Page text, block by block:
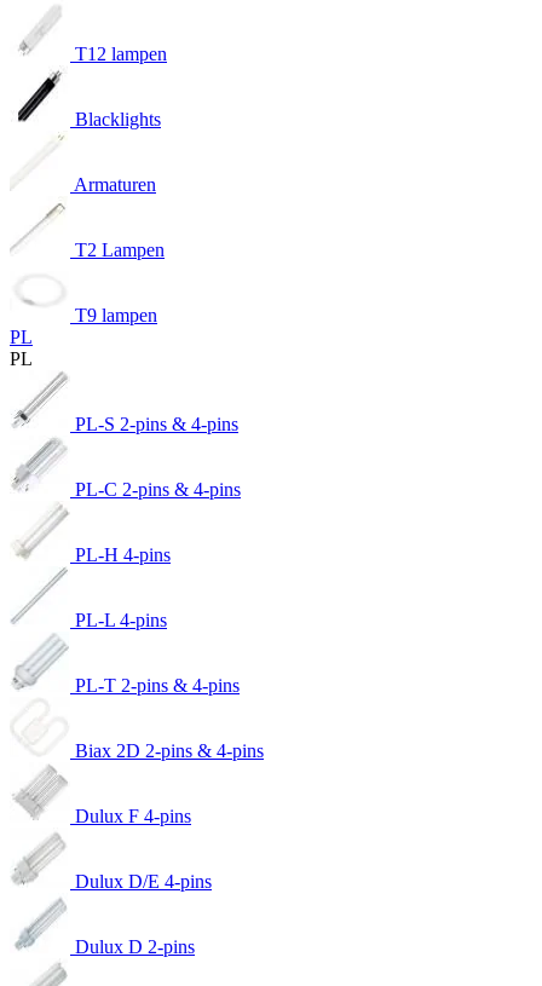
T12 lampen
Blacklights
Armaturen
T2 Lampen
T9 lampen
PL
PL
PL-S 2-pins & 4-pins
PL-C 2-pins & 4-pins
PL-H 4-pins
PL-L 4-pins
PL-T 2-pins & 4-pins
Biax 2D 2-pins & 4-pins
Dulux F 4-pins
Dulux D/E 4-pins
Dulux D 2-pins